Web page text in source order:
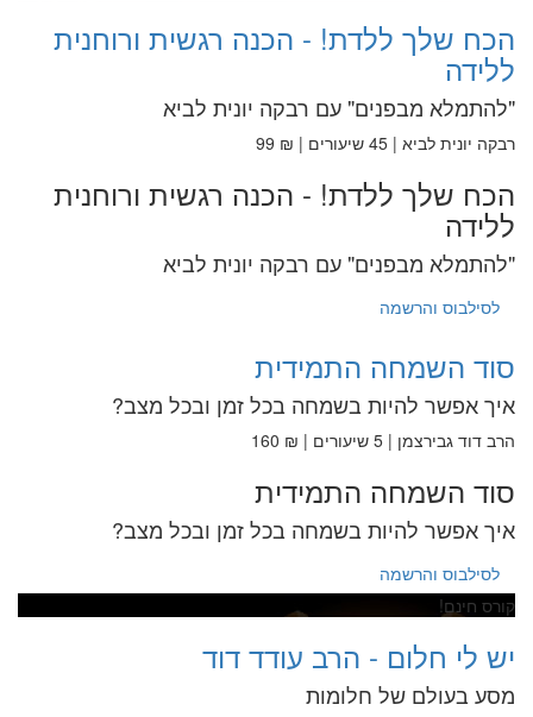
הכח שלך ללדת! - הכנה רגשית ורוחנית
ללידה
"להתמלא מבפנים" עם רבקה יונית לביא
רבקה יונית לביא | 45 שיעורים | ₪ 99
הכח שלך ללדת! - הכנה רגשית ורוחנית
ללידה
"להתמלא מבפנים" עם רבקה יונית לביא
לסילבוס והרשמה
סוד השמחה התמידית
איך אפשר להיות בשמחה בכל זמן ובכל מצב?
הרב דוד גבירצמן | 5 שיעורים | ₪ 160
סוד השמחה התמידית
איך אפשר להיות בשמחה בכל זמן ובכל מצב?
לסילבוס והרשמה
קורס חינם!
יש לי חלום - הרב עודד דוד
מסע בעולם של חלומות